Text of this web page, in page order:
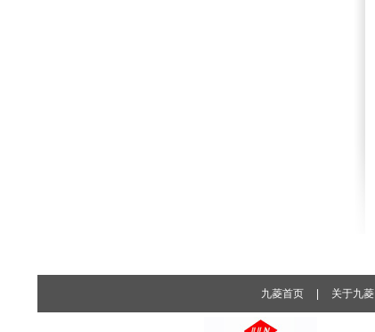
九菱首页 关于九菱